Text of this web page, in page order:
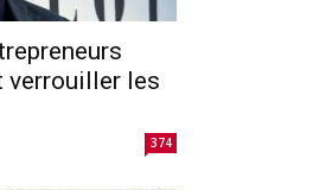
verrouiller les
374